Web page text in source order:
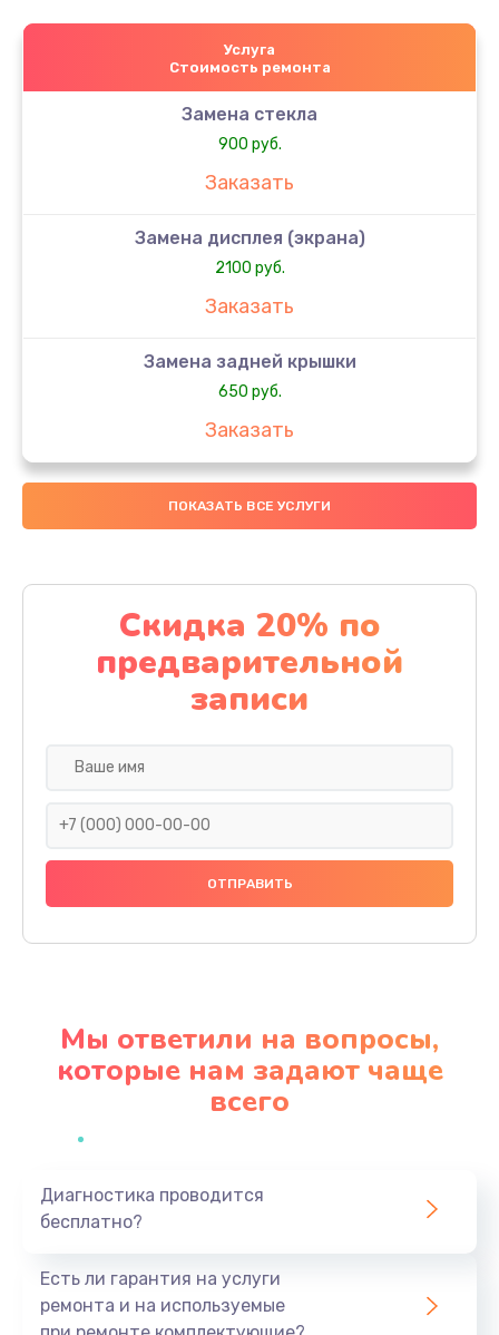
Услуга
Стоимость ремонта
Замена стекла
900 руб.
Заказать
Замена дисплея (экрана)
2100 руб.
Заказать
Замена задней крышки
650 руб.
Заказать
Замена аккумулятора
4000 руб.
Замена материнской платы
1100 руб.
Заказать
Замена праймера
1000 руб.
Заказать
Профилактическая чистка
Заказать
ПОКАЗАТЬ ВСЕ УСЛУГИ
Скидка 20% по
предварительной
записи
Мы ответили на вопросы,
которые нам задают чаще
всего
Диагностика проводится
бесплатно?
Есть ли гарантия на услуги
ремонта и на используемые